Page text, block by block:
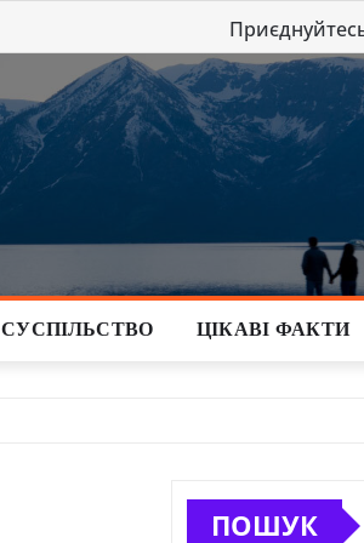
СУСПІЛЬСТВО ЦІКАВІ ФАКТИ
ПОШУК